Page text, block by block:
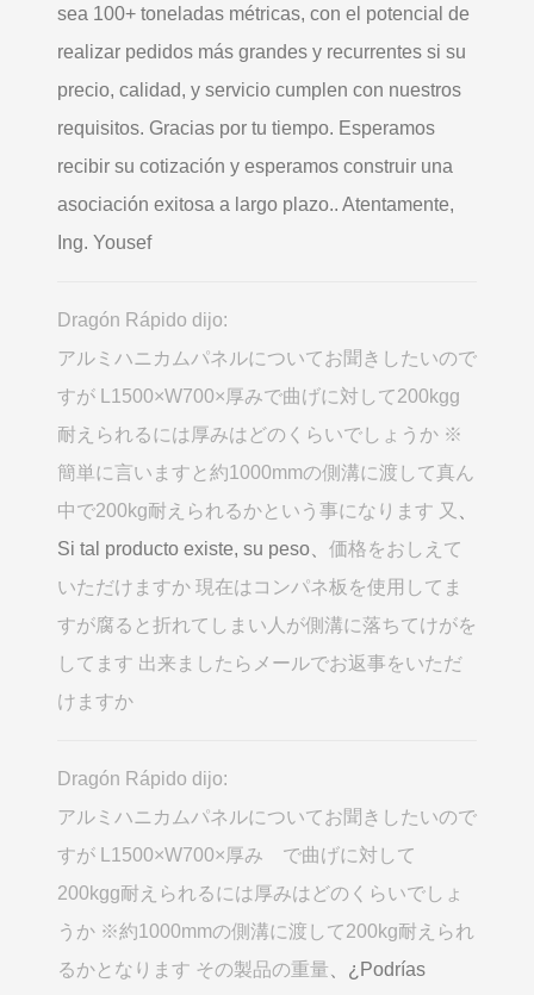
sea 100+ toneladas métricas, con el potencial de
realizar pedidos más grandes y recurrentes si su
precio, calidad, y servicio cumplen con nuestros
requisitos. Gracias por tu tiempo. Esperamos
recibir su cotización y esperamos construir una
asociación exitosa a largo plazo.. Atentamente,
Ing. Yousef
Dragón Rápido dijo:
アルミハニカムパネルについてお聞きしたいので
すが L1500×W700×厚みで曲げに対して200kgg
耐えられるには厚みはどのくらいでしょうか ※
簡単に言いますと約1000mmの側溝に渡して真ん
中で200kg耐えられるかという事になります 又
Si tal producto existe, su peso、 価格をおしえて
いただけますか 現在はコンパネ板を使用してま
すが腐ると折れてしまい人が側溝に落ちてけがを
してます 出来ましたらメールでお返事をいただ
けますか
Dragón Rápido dijo:
アルミハニカムパネルについてお聞きしたいので
すが L1500×W700×厚み で曲げに対して
200kgg耐えられるには厚みはどのくらいでしょ
うか ※約1000mmの側溝に渡して200kg耐えられ
るかとなります その製品の重量 、¿Podrías